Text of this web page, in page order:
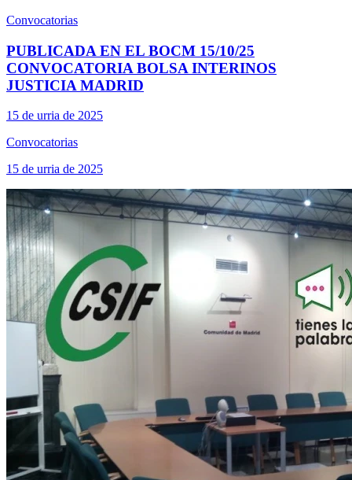
Convocatorias
PUBLICADA EN EL BOCM 15/10/25
CONVOCATORIA BOLSA INTERINOS
JUSTICIA MADRID
15 de urria de 2025
Convocatorias
15 de urria de 2025